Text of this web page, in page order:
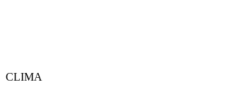
CLIMA